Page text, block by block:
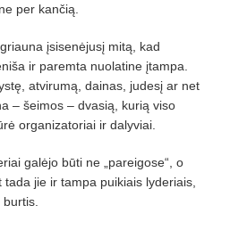
per kančią.
įsisenėjusį mitą, kad
ir paremta nuolatine įtampa.
atvirumą, dainas, judesį ar net
– šeimos – dvasią, kurią viso
organizatoriai ir dalyviai.
galėjo būti ne „pareigose“, o
jie ir tampa puikiais lyderiais,